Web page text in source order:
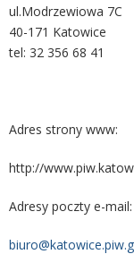
ul.Modrzewiowa 7C
40-171 Katowice
tel: 32 356 68 41
Adres strony www:
http://
Adresy poczty e-mail: